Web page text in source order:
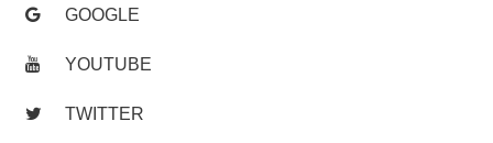
GOOGLE
YOUTUBE
TWITTER